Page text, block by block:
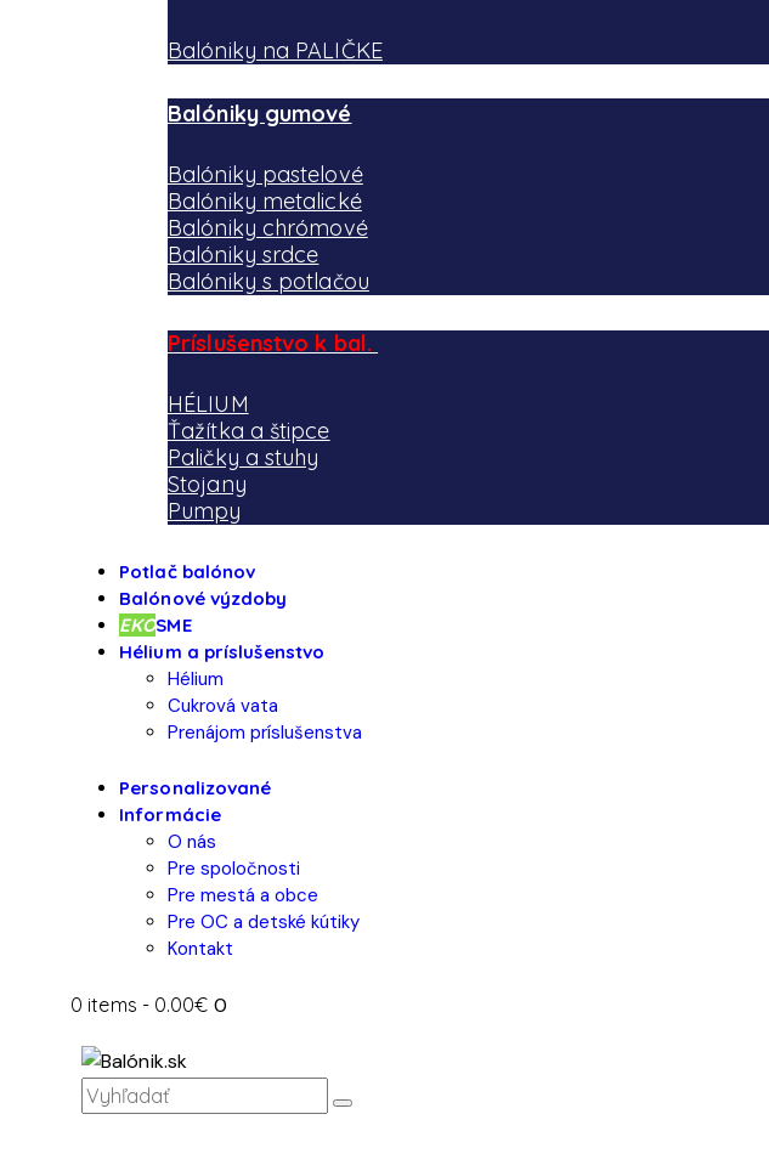
Balóniky na PALIČKE
Balóniky gumové
Balóniky pastelové
Balóniky metalické
Balóniky chrómové
Balóniky srdce
Balóniky s potlačou
Príslušenstvo k bal.
HÉLIUM
Ťažítka a štipce
Paličky a stuhy
Stojany
Pumpy
Potlač balónov
Balónové výzdoby
EKOSME
Hélium a príslušenstvo
Hélium
Cukrová vata
Prenájom príslušenstva
Personalizované
Informácie
O nás
Pre spoločnosti
Pre mestá a obce
Pre OC a detské kútiky
Kontakt
0 items - 0.00€ 0